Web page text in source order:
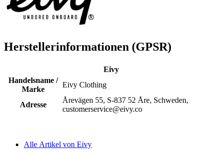
Herstellerinformationen (GPSR)
Eivy
Handelsname /
Marke
Eivy Clothing
Adresse
Årevägen 55, S-837 52 Åre, Schweden,
customerservice@eivy.co
Alle Artikel von Eivy